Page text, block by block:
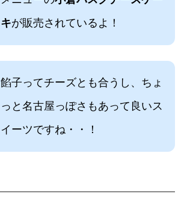
キが販売されているよ！
餡子ってチーズとも合うし、ちょ
っと名古屋っぽさもあって良いス
イーツですね・・！